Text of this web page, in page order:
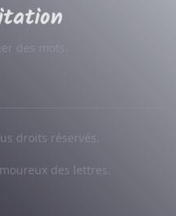
des mots.
droits réservés.
des lettres.